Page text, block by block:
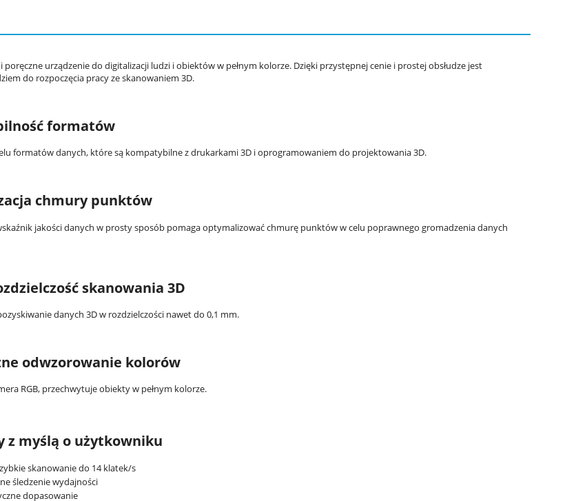
Formlabs - White
zł
Żywica Surgical Guide
1 209,60 zł 922,50 zł
poręczne urządzenie do digitalizacji ludzi i obiektów w pełnym kolorze. Dzięki przystępnej cenie i prostej obsłudze jest
do rozpoczęcia pracy ze skanowaniem 3D.
formatów
formatów danych, które są kompatybilne z drukarkami 3D i oprogramowaniem do projektowania 3D.
chmury punktów
jakości danych w prosty sposób pomaga optymalizować chmurę punktów w celu poprawnego gromadzenia danych
skanowania 3D
danych 3D w rozdzielczości nawet do 0,1 mm.
odwzorowanie kolorów
RGB, przechwytuje obiekty w pełnym kolorze.
z myślą o użytkowniku
skanowanie do 14 klatek/s
śledzenie wydajności
dopasowanie